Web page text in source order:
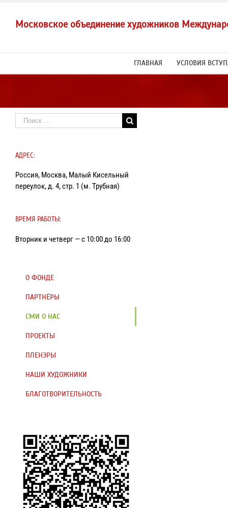
contentМосковское объединение художников
ГЛАВНАЯ УСЛОВИЯ
Результат
поиска:
АДРЕС:
Россия, Москва, Малый Кисельный
переулок, д. 4, стр. 1 (м. Трубная)
ВРЕМЯ РАБОТЫ:
Вторник и четверг — с 10:00 до 16:00
О ФОНДЕ
ПАРТНЁРЫ
СМИ О НАС
ПРОЕКТЫ
ПЛЕНЭРЫ
НАШИ ХУДОЖНИКИ
БЛАГОТВОРИТЕЛЬНОСТЬ